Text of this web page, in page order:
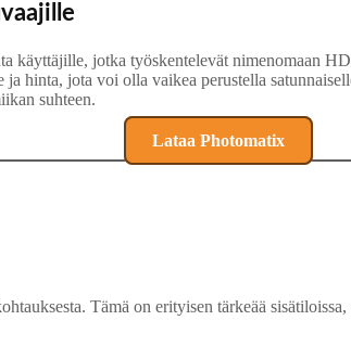
käyttäjille, jotka työskentelevät nimenomaan
hinta, jota voi olla vaikea perustella
suhteen.
Lataa Photomatix
Tämä on erityisen tärkeää